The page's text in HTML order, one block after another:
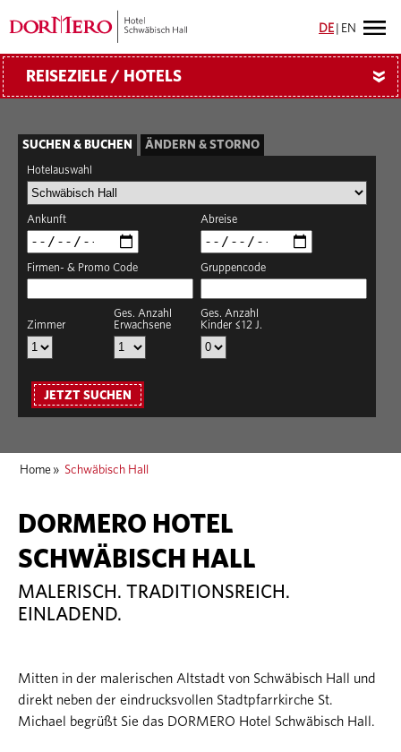
DE EN
REISEZIELE / HOTELS »
SUCHEN & BUCHEN ÄNDERN & STORNO
Hotelauswahl
Ankunft Abreise
Firmen- & Promo Code Gruppencode
Zimmer
Ges. Anzahl
Erwachsene
Ges. Anzahl
Kinder ≤12 J.
JETZT SUCHEN
Home » Schwäbisch Hall
DORMERO HOTEL
SCHWÄBISCH HALL
MALERISCH. TRADITIONSREICH.
EINLADEND.
Mitten in der malerischen Altstadt von Schwäbisch Hall und
direkt neben der eindrucksvollen Stadtpfarrkirche St.
Michael begrüßt Sie das DORMERO Hotel Schwäbisch Hall.